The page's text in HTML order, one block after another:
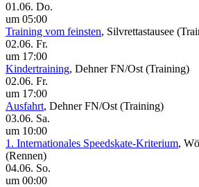
01.06. Do.
um 05:00
Training vom feinsten, Silvrettastausee
02.06. Fr.
um 17:00
Kindertraining, Dehner FN/Ost (Training)
02.06. Fr.
um 17:00
Ausfahrt, Dehner FN/Ost (Training)
03.06. Sa.
um 10:00
1. Internationales Speedskate-Kriterium,
(Rennen)
04.06. So.
um 00:00